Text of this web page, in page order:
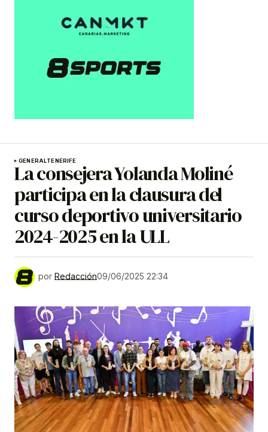
GENERALTENERIFE
La consejera Yolanda Moliné
participa en la clausura del
curso deportivo universitario
2024-2025 en la ULL
por Redacción09/06/2025 22:34